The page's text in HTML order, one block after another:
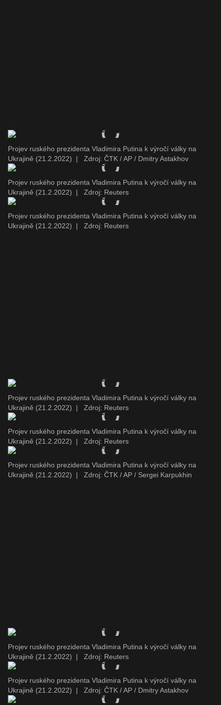
Projev ruského prezidenta Vladimira Putina k výročí války na
Ukrajině (21.2.2022)
| Zdroj: ČTK / AP / Dmitry Astakhov
Projev ruského prezidenta Vladimira Putina k výročí války na
Ukrajině (21.2.2022)
| Zdroj: Reuters
Projev ruského prezidenta Vladimira Putina k výročí války na
Ukrajině (21.2.2022)
| Zdroj: Reuters
Projev ruského prezidenta Vladimira Putina k výročí války na
Ukrajině (21.2.2022)
| Zdroj: Reuters
Projev ruského prezidenta Vladimira Putina k výročí války na
Ukrajině (21.2.2022)
| Zdroj: Reuters
Projev ruského prezidenta Vladimira Putina k výročí války na
Ukrajině (21.2.2022)
| Zdroj: ČTK / AP / Sergei Karpukhin
Projev ruského prezidenta Vladimira Putina k výročí války na
Ukrajině (21.2.2022)
| Zdroj: Reuters
Projev ruského prezidenta Vladimira Putina k výročí války na
Ukrajině (21.2.2022)
| Zdroj: ČTK / AP / Dmitry Astakhov